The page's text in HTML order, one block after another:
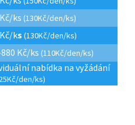
ks (130Kč/den/ks)
ks (130Kč/den/ks)
Kč/ks(110Kč/den/ks)
nabídka na vyžádání
den/ks)